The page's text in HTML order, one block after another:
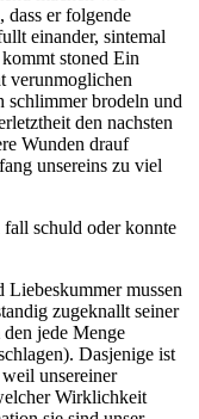
dass er folgende
einander, sintemal
stoned Ein
verunmoglichen
schlimmer brodeln und
den nachsten
Wunden drauf
unsereins zu viel
schuld oder konnte
Liebeskummer mussen
zugeknallt seiner
jede Menge
Dasjenige ist
unsereiner
Wirklichkeit